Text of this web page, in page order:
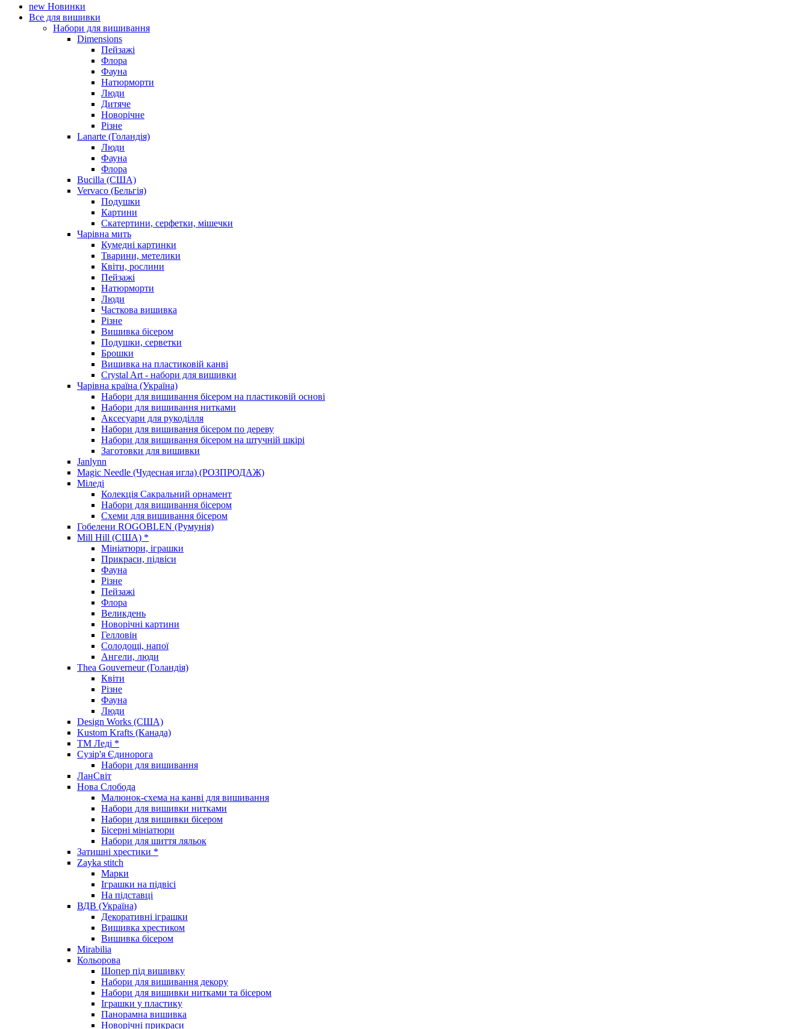
new Новинки
Все для вишивки
Набори для вишивання
Dimensions
Пейзажі
Флора
Фауна
Натюрморти
Люди
Дитяче
Новорічне
Різне
Lanarte (Голандія)
Люди
Фауна
Флора
Bucilla (США)
Vervaco (Бельгія)
Подушки
Картини
Скатертини, серфетки, мішечки
Чарiвна мить
Кумедні картинки
Тварини, метелики
Квіти, рослини
Пейзажі
Натюрморти
Люди
Часткова вишивка
Різне
Вишивка бісером
Подушки, серветки
Брошки
Вишивка на пластиковій канві
Crystal Art - набори для вишивки
Чарівна країна (Україна)
Набори для вишивання бісером на пластиковій основі
Набори для вишивання нитками
Аксесуари для рукоділля
Набори для вишивання бісером по дереву
Набори для вишивання бісером на штучній шкірі
Заготовки для вишивки
Janlynn
Magic Needle (Чудесная игла) (РОЗПРОДАЖ)
Міледі
Колекція Сакральний орнамент
Набори для вишивання бісером
Схеми для вишивання бісером
Гобелени ROGOBLEN (Румунія)
Mill Hill (США) *
Мініатюри, іграшки
Прикраси, підвіси
Фауна
Різне
Пейзажі
Флора
Великдень
Новорічні картини
Гелловін
Солодощі, напої
Ангели, люди
Thea Gouverneur (Голандія)
Квіти
Різне
Фауна
Люди
Design Works (США)
Kustom Krafts (Канада)
ТМ Леді *
Сузір'я Єдинорога
Набори для вишивання
ЛанСвіт
Нова Слобода
Малюнок-схема на канві для вишивання
Набори для вишивки нитками
Набори для вишивки бісером
Бісерні мініатюри
Набори для шиття ляльок
Затишні хрестики *
Zayka stitch
Марки
Іграшки на підвісі
На підставці
ВДВ (Україна)
Декоративні іграшки
Вишивка хрестиком
Вишивка бісером
Mirabilia
Кольорова
Шопер під вишивку
Набори для вишивання декору
Набори для вишивки нитками та бісером
Іграшки у пластику
Панорамна вишивка
Новорічні прикраси